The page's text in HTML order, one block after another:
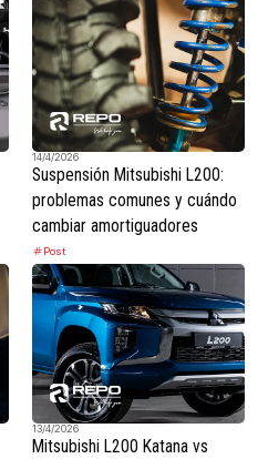
14/4/2026
Suspensión Mitsubishi L200:
problemas comunes y cuándo
cambiar amortiguadores
Post
13/4/2026
Mitsubishi L200 Katana vs